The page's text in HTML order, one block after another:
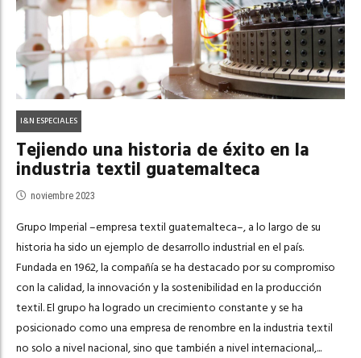
I&N ESPECIALES
Tejiendo una historia de éxito en la
industria textil guatemalteca
noviembre 2023
Grupo Imperial –empresa textil guatemalteca–, a lo largo de su
historia ha sido un ejemplo de desarrollo industrial en el país.
Fundada en 1962, la compañía se ha destacado por su compromiso
con la calidad, la innovación y la sostenibilidad en la producción
textil. El grupo ha logrado un crecimiento constante y se ha
posicionado como una empresa de renombre en la industria textil
no solo a nivel nacional, sino que también a nivel internacional,...